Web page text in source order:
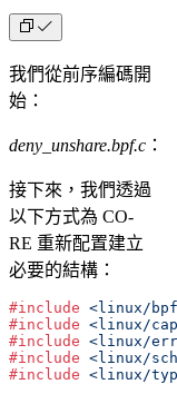
我們從前序編碼開
始：
deny_unshare.bpf.c ：
接下來，我們透過
以下方式為 CO-
RE 重新配置建立
必要的結構：
#include <linux/
#include <linux/
#include <linux/
#include <linux/
#include <linux/